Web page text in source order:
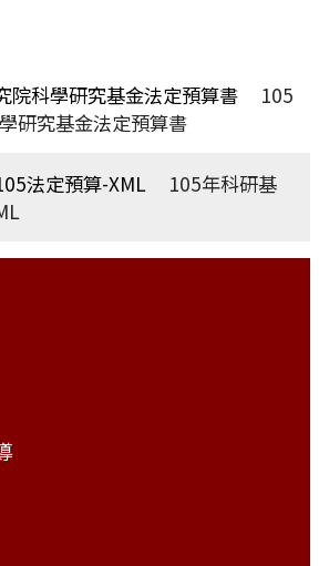
105
研究基金法定預算書
105年科研基